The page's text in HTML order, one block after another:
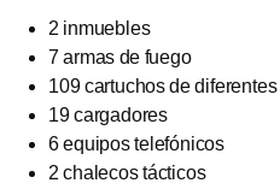
2 inmuebles
7 armas de fuego
109 cartuchos de
19 cargadores
6 equipos telefónicos
2 chalecos tácticos